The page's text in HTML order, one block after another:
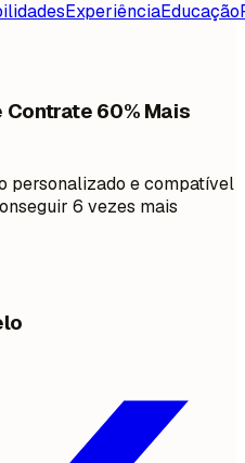
ExperiênciaEducação
Contrate 60% Mais
personalizado e compatível
6 vezes mais